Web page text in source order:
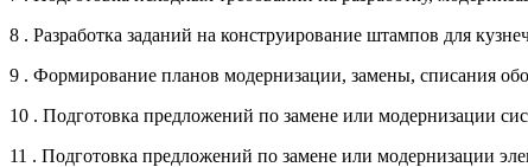
8 . Разработка заданий на конструирование штампов для
9 . Формирование планов модернизации, замены, списания
10 . Подготовка предложений по замене или модернизации
11 . Подготовка предложений по замене или модернизации